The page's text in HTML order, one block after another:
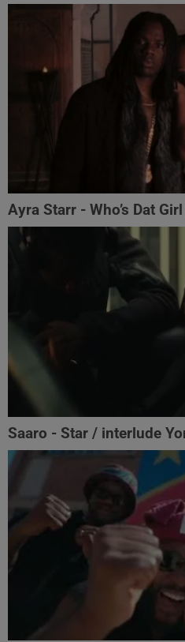
Ayra Starr - Who’s Dat
Saaro - Star / interlude